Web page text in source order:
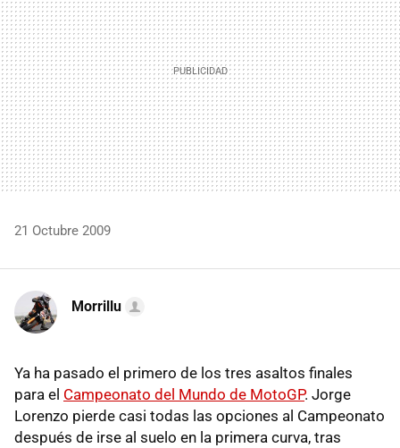
21 Octubre 2009
Morrillu
Ya ha pasado el primero de los tres asaltos finales
para el Campeonato del Mundo de MotoGP. Jorge
Lorenzo pierde casi todas las opciones al Campeonato
después de irse al suelo en la primera curva, tras